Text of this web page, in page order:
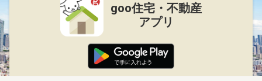
goo住宅・不動産
アプリ